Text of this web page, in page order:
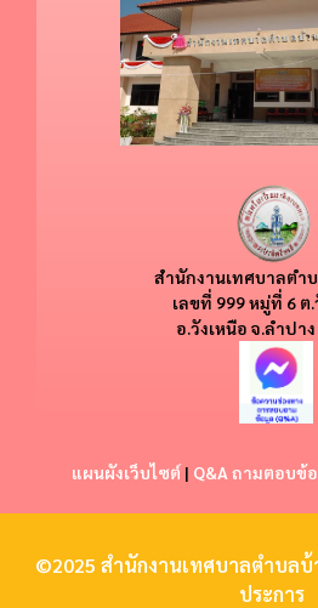
สำนักงานเทศบาลตำ
เลขที่ 999 หมู่ที่ 6 ต.
อ.วังเหนือ จ.ลำปา
แผนผังเว็บไซต์ | Q&A ถามตอบข้
©2025 สำนักงานเทศบาลตำบล
ประการ